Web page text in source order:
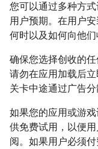
您可以通过多种方
用户预期。在用户
何时以及如何向他们
确保您选择创收的
请勿在应用加载后
关卡中途通过广告分
如果您的应用或游
供免费试用，以便
阅。如果用户必须